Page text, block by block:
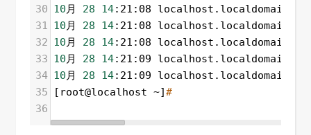
30 10月 28 14:21:08 localhost.localdomain
31 10月 28 14:21:08 localhost.localdomain
32 10月 28 14:21:08 localhost.localdomain
33 10月 28 14:21:09 localhost.localdomain
34 10月 28 14:21:09 localhost.localdomain
35
[root@localhost ~]#
36